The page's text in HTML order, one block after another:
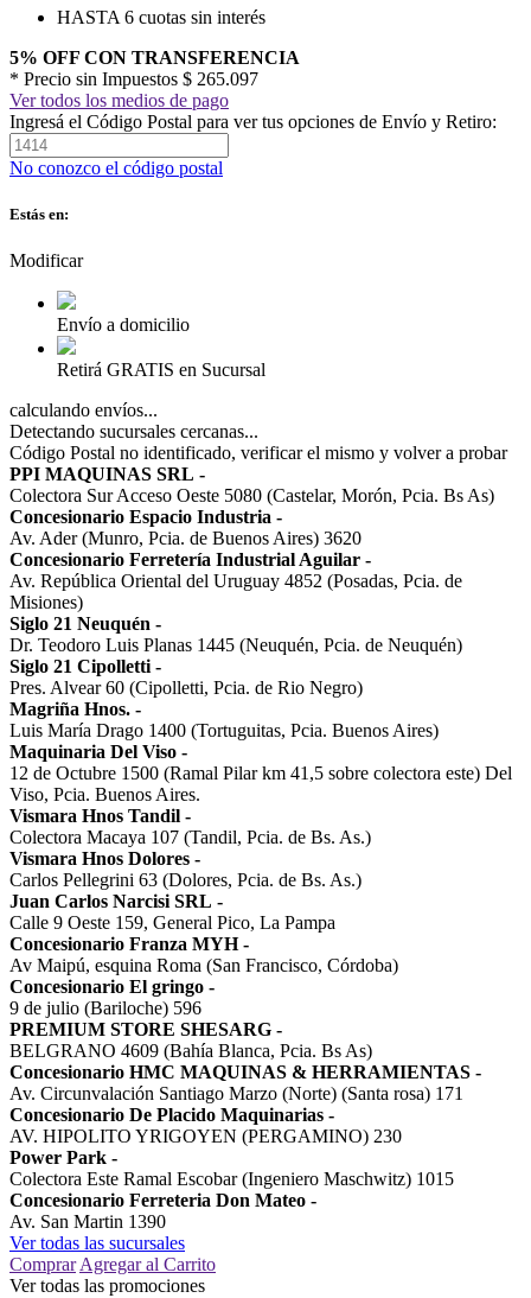
HASTA 6 cuotas sin interés
5% OFF CON TRANSFERENCIA
* Precio sin Impuestos $ 265.097
Ver todos los medios de pago
Ingresá el Código Postal para ver tus opciones de Envío y Retiro:
No conozco el código postal
Estás en:
Modificar
Envío a domicilio
Retirá GRATIS en Sucursal
calculando envíos...
Detectando sucursales cercanas...
Código Postal no identificado, verificar el mismo y volver a probar
PPI MAQUINAS SRL -
Colectora Sur Acceso Oeste 5080 (Castelar, Morón, Pcia. Bs As)
Concesionario Espacio Industria -
Av. Ader (Munro, Pcia. de Buenos Aires) 3620
Concesionario Ferretería Industrial Aguilar -
Av. República Oriental del Uruguay 4852 (Posadas, Pcia. de
Misiones)
Siglo 21 Neuquén -
Dr. Teodoro Luis Planas 1445 (Neuquén, Pcia. de Neuquén)
Siglo 21 Cipolletti -
Pres. Alvear 60 (Cipolletti, Pcia. de Rio Negro)
Magriña Hnos. -
Luis María Drago 1400 (Tortuguitas, Pcia. Buenos Aires)
Maquinaria Del Viso -
12 de Octubre 1500 (Ramal Pilar km 41,5 sobre colectora este) Del
Viso, Pcia. Buenos Aires.
Vismara Hnos Tandil -
Colectora Macaya 107 (Tandil, Pcia. de Bs. As.)
Vismara Hnos Dolores -
Carlos Pellegrini 63 (Dolores, Pcia. de Bs. As.)
Juan Carlos Narcisi SRL -
Calle 9 Oeste 159, General Pico, La Pampa
Concesionario Franza MYH -
Av Maipú, esquina Roma (San Francisco, Córdoba)
Concesionario El gringo -
9 de julio (Bariloche) 596
PREMIUM STORE SHESARG -
BELGRANO 4609 (Bahía Blanca, Pcia. Bs As)
Concesionario HMC MAQUINAS & HERRAMIENTAS -
Av. Circunvalación Santiago Marzo (Norte) (Santa rosa) 171
Concesionario De Placido Maquinarias -
AV. HIPOLITO YRIGOYEN (PERGAMINO) 230
Power Park -
Colectora Este Ramal Escobar (Ingeniero Maschwitz) 1015
Concesionario Ferreteria Don Mateo -
Av. San Martin 1390
Ver todas las sucursales
Comprar Agregar al Carrito
Ver todas las promociones